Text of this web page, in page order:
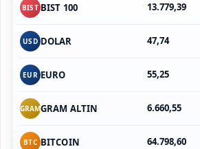
BIST BIST 100 13.779,39
USD DOLAR 47,74
EUR EURO 55,25
GRAMGRAM ALTIN 6.660,55
BTC BITCOIN 64.798,60